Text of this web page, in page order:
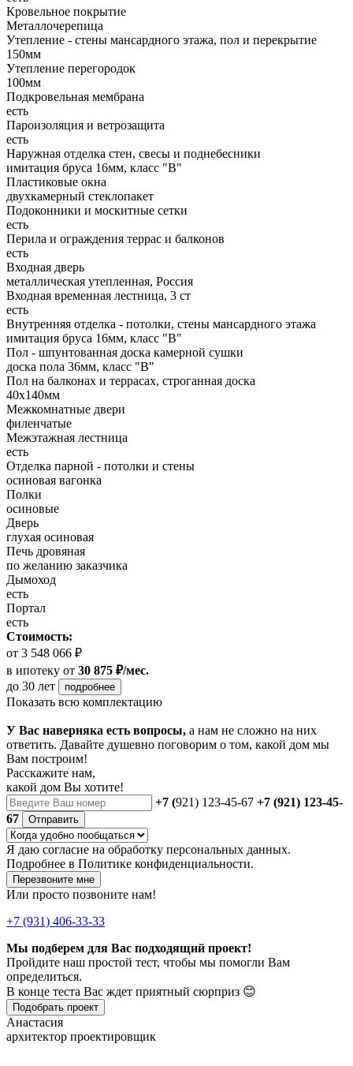
Кровельное покрытие
Металлочерепица
Утепление - стены мансардного этажа, пол и перекрытие
150мм
Утепление перегородок
100мм
Подкровельная мембрана
есть
Пароизоляция и ветрозащита
есть
Наружная отделка стен, свесы и поднебесники
имитация бруса 16мм, класс "В"
Пластиковые окна
двухкамерный стеклопакет
Подоконники и москитные сетки
есть
Перила и ограждения террас и балконов
есть
Входная дверь
металлическая утепленная, Россия
Входная временная лестница, 3 ст
есть
Внутренняя отделка - потолки, стены мансардного этажа
имитация бруса 16мм, класс "В"
Пол - шпунтованная доска камерной сушки
доска пола 36мм, класс "B"
Пол на балконах и террасах, строганная доска
40x140мм
Межкомнатные двери
филенчатые
Межэтажная лестница
есть
Отделка парной - потолки и стены
осиновая вагонка
Полки
осиновые
Дверь
глухая осиновая
Печь дровяная
по желанию заказчика
Дымоход
есть
Портал
есть
Стоимость:
от 3 548 066 ₽
в ипотеку от 30 875 ₽/мес.
до 30 лет
подробнее
Показать всю комплектацию
У Вас наверняка есть вопросы, а нам не сложно на них
ответить. Давайте душевно поговорим о том, какой дом мы
Вам построим!
Расскажите нам,
какой дом Вы хотите!
+7 (921) 123-45-67 +7 (921) 123-45-
67
Отправить
Я даю согласие на обработку персональных данных.
Подробнее в Политике конфиденциальности.
Перезвоните мне
Или просто позвоните нам!
+7 (931) 406-33-33
Мы подберем для Вас подходящий проект!
Пройдите наш простой тест, чтобы мы помогли Вам
определиться.
В конце теста Вас ждет приятный сюрприз 😊
Подобрать проект
Анастасия
архитектор проектировщик